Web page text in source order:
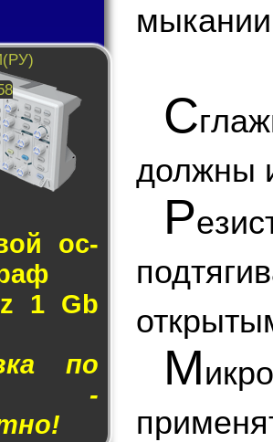
ос­
1 Gb
по
-
С
должны
Р
М